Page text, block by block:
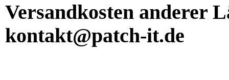
Versandkosten anderer
kontakt@patch-it.de